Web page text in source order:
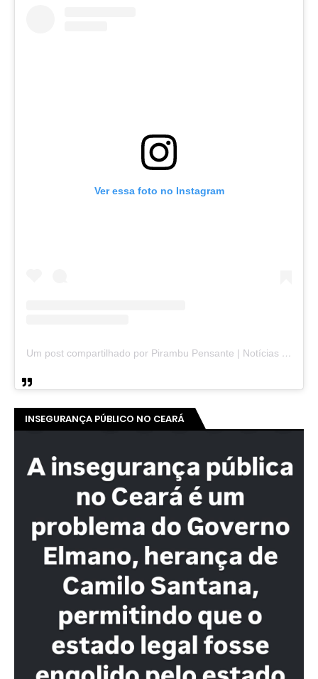
Ver essa foto no Instagram
Um post compartilhado por Pirambu Pensante | Notícias & Entretenimento (@pirambupensante)
INSEGURANÇA PÚBLICO NO CEARÁ